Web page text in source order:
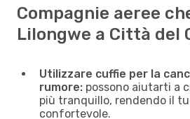
Compagnie aeree
Lilongwe a Città del
Utilizzare cuffie per la
rumore: possono aiutarti a
più tranquillo, rendendo il
confortevole.